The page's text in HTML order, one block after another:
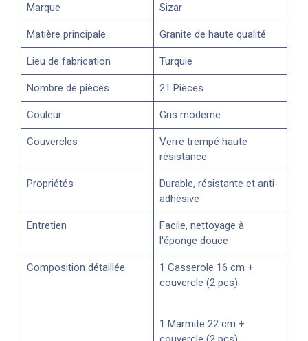
Marque Sizar
Matière principale Granite de haute qualité
Lieu de fabrication Turquie
Nombre de pièces 21 Pièces
Couleur Gris moderne
Couvercles
Verre trempé haute
résistance
Propriétés
Durable, résistante et anti-
adhésive
Entretien
Facile, nettoyage à
l'éponge douce
Composition détaillée
1 Casserole 16 cm +
couvercle (2 pcs)
1 Marmite 22 cm +